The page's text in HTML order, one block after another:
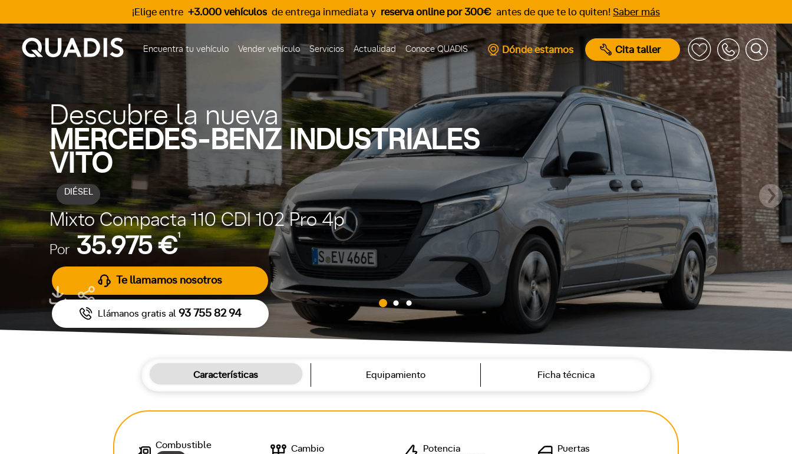
¡Elige entre +3.000 vehículos de entrega inmediata y reserva online por 300€ antes de que te lo quiten! Saber más
Encuentra tu vehículo Vender vehículo Servicios Actualidad Conoce QUADIS Dónde estamos Cita taller
Descubre la nueva
MERCEDES-BENZ INDUSTRIALES
VITO
DIÉSEL
Mixto Compacta 110 CDI 102 Pro 4p
Por 35.975 €1
Te llamamos nosotros
Llámanos gratis al 93 755 82 94
Características Equipamiento Ficha técnica
Combustible
Cambio
Potencia
Puertas